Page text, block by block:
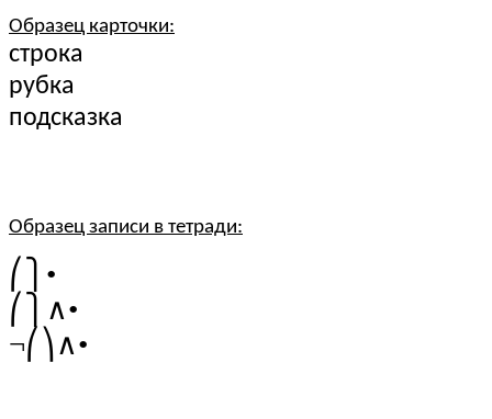
Образец карточки:
строка
рубка
подсказка
Образец записи в тетради:
⎛⎫•
⎛⎫∧•
¬⎛⎞∧•